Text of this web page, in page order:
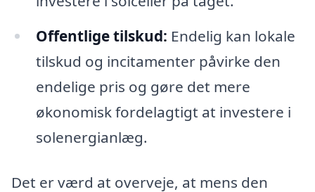
Offentlige tilskud: Endelig kan lokale
tilskud og incitamenter påvirke den
endelige pris og gøre det mere
økonomisk fordelagtigt at investere i
solenergianlæg.
Det er værd at overveje, at mens den